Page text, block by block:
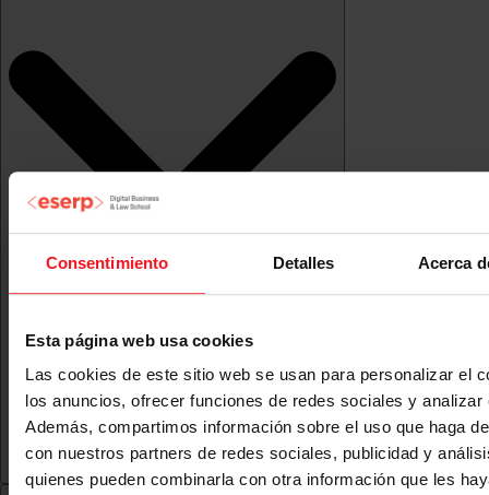
Consentimiento Detalles Acerca
Esta página web usa cookies
Las cookies de este sitio web se usan para personalizar el
los anuncios, ofrecer funciones de redes sociales y analizar
Además, compartimos información sobre el uso que haga
con nuestros partners de redes sociales, publicidad y
quienes pueden combinarla con otra información que les